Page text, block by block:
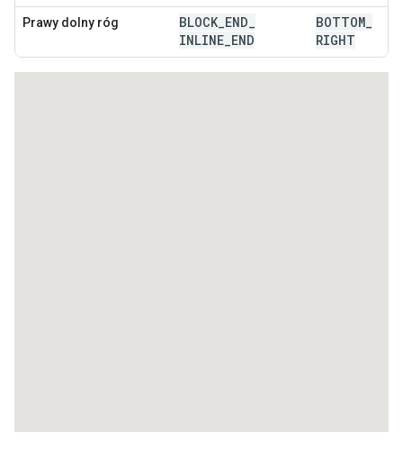
Prawy dolny róg BLOCK END
INLINE END
BOTTOM
RIGHT